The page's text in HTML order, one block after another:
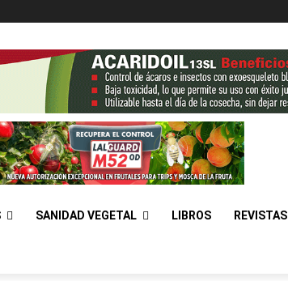
SANIDAD VEGETAL LIBROS REVISTAS